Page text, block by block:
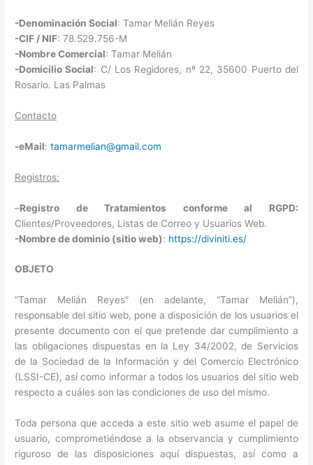
-Denominación Social: Tamar Melián Reyes
-CIF / NIF: 78.529.756-M
-Nombre Comercial: Tamar Melián
-Domicilio Social: C/ Los Regidores, nº 22, 35600 Puerto del
Rosario. Las Palmas
Contacto
-eMail:tamarmelian@gmail.com
Registros:
–Registro de Tratamientos conforme al RGPD:
Clientes/Proveedores, Listas de Correo y Usuarios Web.
-Nombre de dominio (sitio web): https://diviniti.es/
OBJETO
“Tamar Melián Reyes” (en adelante, “Tamar Melián”),
responsable del sitio web, pone a disposición de los usuarios el
presente documento con el que pretende dar cumplimiento a
las obligaciones dispuestas en la Ley 34/2002, de Servicios
de la Sociedad de la Información y del Comercio Electrónico
(LSSI-CE), así como informar a todos los usuarios del sitio web
respecto a cuáles son las condiciones de uso del mismo.
Toda persona que acceda a este sitio web asume el papel de
usuario, comprometiéndose a la observancia y cumplimiento
riguroso de las disposiciones aquí dispuestas, así como a